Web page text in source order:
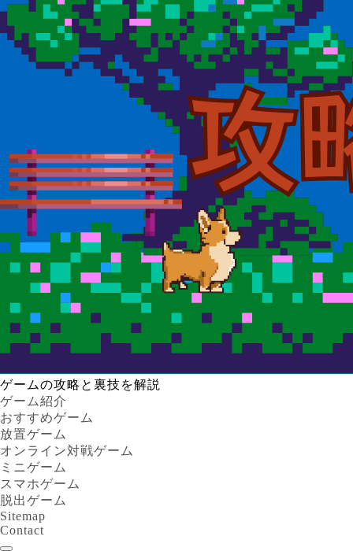
ゲームの攻略と裏技を解説
ゲーム紹介
おすすめゲーム
放置ゲーム
オンライン対戦ゲーム
ミニゲーム
スマホゲーム
脱出ゲーム
Sitemap
Contact